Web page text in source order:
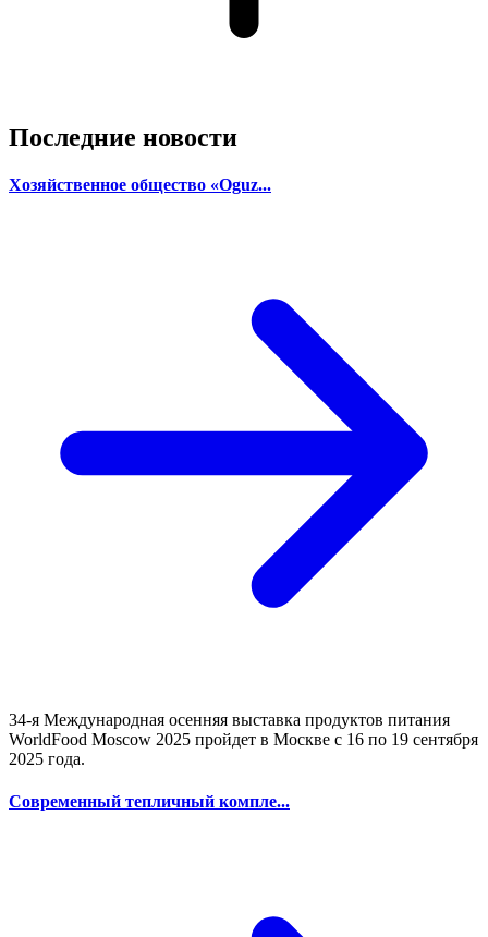
Последние новости
Хозяйственное общество «Oguz...
34-я Международная осенняя выставка продуктов питания
WorldFood Moscow 2025 пройдет в Москве с 16 по 19 сентября
2025 года.
Современный тепличный компле...